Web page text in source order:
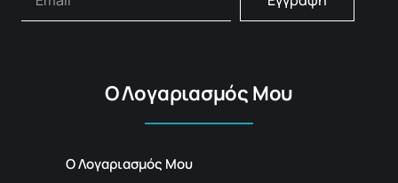
Ο Λογαριασμός Μου
Ο Λογαριασμός Μου